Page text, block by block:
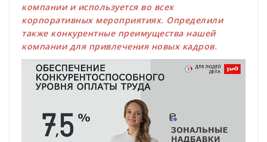
компании и используется во всех
корпоративных мероприятиях. Определили
также конкурентные преимущества нашей
компании для привлечения новых кадров.